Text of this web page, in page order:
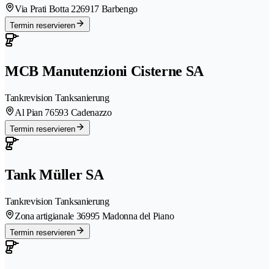
Via Prati Botta 226917 Barbengo
Termin reservieren
MCB Manutenzioni Cisterne SA
Tankrevision Tanksanierung
Al Pian 76593 Cadenazzo
Termin reservieren
Tank Müller SA
Tankrevision Tanksanierung
Zona artigianale 36995 Madonna del Piano
Termin reservieren